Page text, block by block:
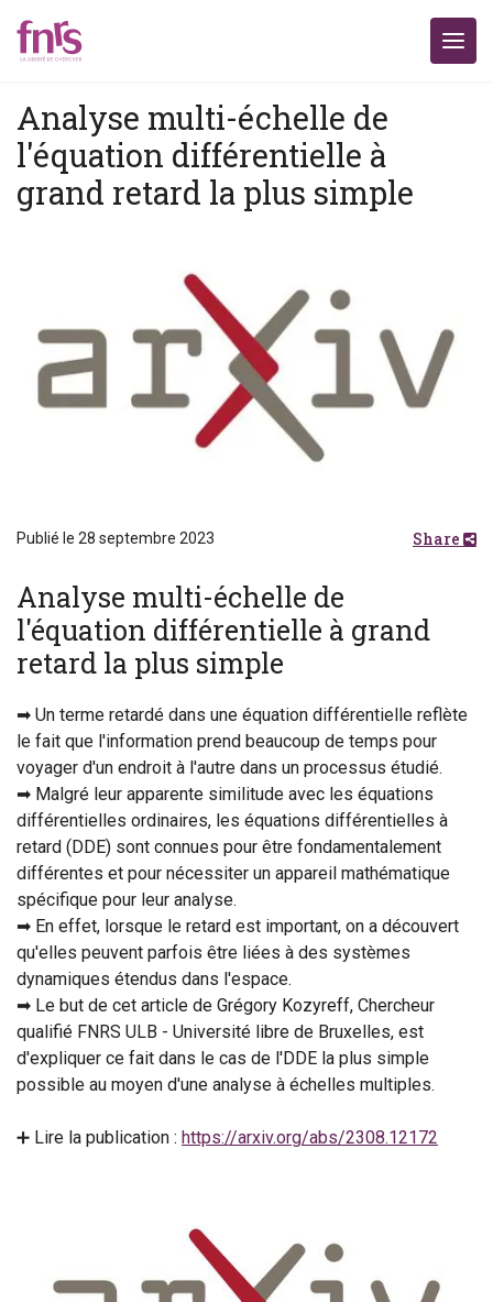
Analyse multi-échelle de
l'équation différentielle à
grand retard la plus simple
Publié le 28 septembre 2023 Share
Analyse multi-échelle de
l'équation différentielle à grand
retard la plus simple
➡ Un terme retardé dans une équation différentielle reflète
le fait que l'information prend beaucoup de temps pour
voyager d'un endroit à l'autre dans un processus étudié.
➡ Malgré leur apparente similitude avec les équations
différentielles ordinaires, les équations différentielles à
retard (DDE) sont connues pour être fondamentalement
différentes et pour nécessiter un appareil mathématique
spécifique pour leur analyse.
➡ En effet, lorsque le retard est important, on a découvert
qu'elles peuvent parfois être liées à des systèmes
dynamiques étendus dans l'espace.
➡ Le but de cet article de Grégory Kozyreff, Chercheur
qualifié FNRS ULB - Université libre de Bruxelles, est
d'expliquer ce fait dans le cas de l'DDE la plus simple
possible au moyen d'une analyse à échelles multiples.
➕ Lire la publication : https://arxiv.org/abs/2308.12172